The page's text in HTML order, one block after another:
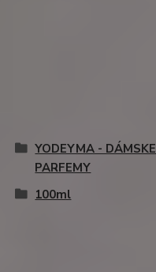
YODEYMA - DÁMSKE
PARFEMY
100ml